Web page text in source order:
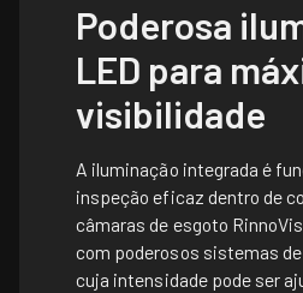
Poderosa
LED para
visibilidade
A iluminação integrada é
inspeção eficaz dentro de
câmaras de esgoto
com poderosos sistemas
cuja intensidade pode ser